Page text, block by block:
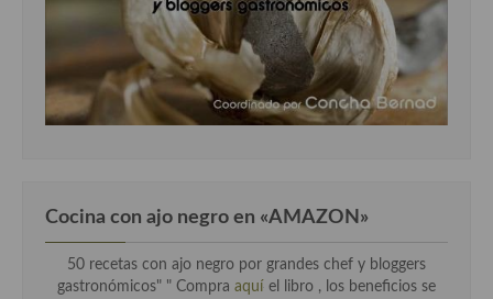
Cocina con ajo negro en «AMAZON»
50 recetas con ajo negro por grandes chef y bloggers
gastronómicos" " Compra aquí el libro , los beneficios se